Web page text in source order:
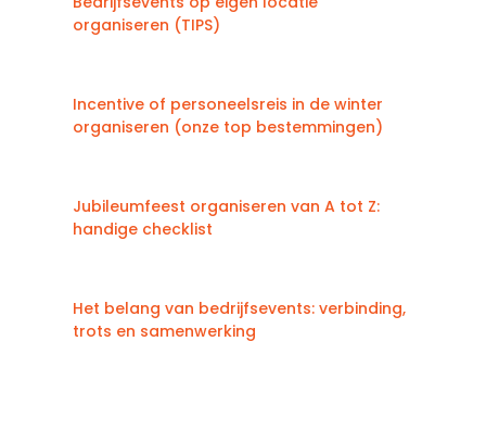
organiseren (TIPS)
Incentive of personeelsreis in de winter
organiseren (onze top bestemmingen)
Jubileumfeest organiseren van A tot Z:
handige checklist
Het belang van bedrijfsevents: verbinding,
trots en samenwerking